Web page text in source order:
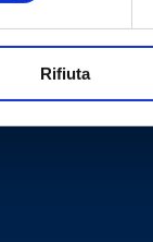
Rifiuta